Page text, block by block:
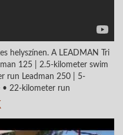
helyszínen. A LEADMAN Tri
125 | 2.5-kilometer swim
run Leadman 250 | 5-
• 22-kilometer run